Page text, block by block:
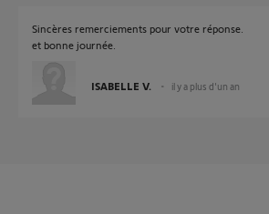
Sincères remerciements pour votre réponse.
et bonne journée.
ISABELLE V. il y a plus d'un an